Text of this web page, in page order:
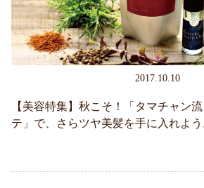
2017.10.10
【美容特集】秋こそ！「タマチャン
テ」で、さらツヤ美髪を手に入れよう